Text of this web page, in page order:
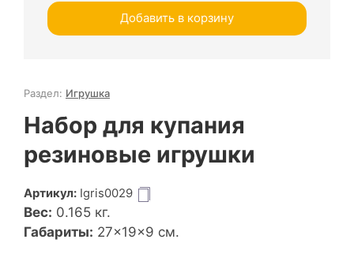
Добавить в корзину
Раздел: Игрушка
Набор для купания
резиновые игрушки
Артикул: Igris0029
Вес: 0.165 кг.
Габариты: 27×19×9 см.